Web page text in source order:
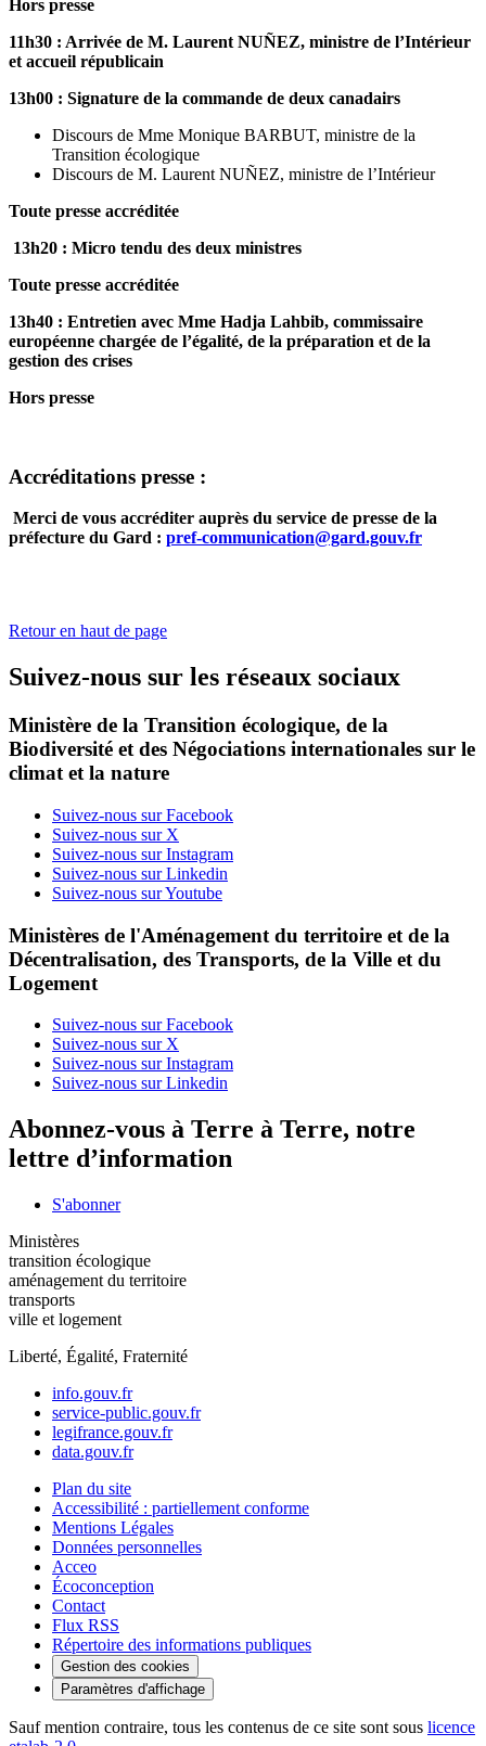
Hors presse
11h30 : Arrivée de M. Laurent NUÑEZ, ministre de l’Intérieur
et accueil républicain
13h00 : Signature de la commande de deux canadairs
Discours de Mme Monique BARBUT, ministre de la
Transition écologique
Discours de M. Laurent NUÑEZ, ministre de l’Intérieur
Toute presse accréditée
13h20 : Micro tendu des deux ministres
Toute presse accréditée
13h40 : Entretien avec Mme Hadja Lahbib, commissaire
européenne chargée de l’égalité, de la préparation et de la
gestion des crises
Hors presse
Accréditations presse :
Merci de vous accréditer auprès du service de presse de la
préfecture du Gard : pref-communication@gard.gouv.fr
Retour en haut de page
Suivez-nous sur les réseaux sociaux
Ministère de la Transition écologique, de la
Biodiversité et des Négociations internationales sur le
climat et la nature
Suivez-nous sur Facebook
Suivez-nous sur X
Suivez-nous sur Instagram
Suivez-nous sur Linkedin
Suivez-nous sur Youtube
Ministères de l'Aménagement du territoire et de la
Décentralisation, des Transports, de la Ville et du
Logement
Suivez-nous sur Facebook
Suivez-nous sur X
Suivez-nous sur Instagram
Suivez-nous sur Linkedin
Abonnez-vous à Terre à Terre, notre
lettre d’information
S'abonner
Ministères
transition écologique
aménagement du territoire
transports
ville et logement
Liberté, Égalité, Fraternité
info.gouv.fr
service-public.gouv.fr
legifrance.gouv.fr
data.gouv.fr
Plan du site
Accessibilité : partiellement conforme
Mentions Légales
Données personnelles
Acceo
Écoconception
Contact
Flux RSS
Répertoire des informations publiques
Gestion des cookies
Paramètres d'affichage
Sauf mention contraire, tous les contenus de ce site sont sous licence